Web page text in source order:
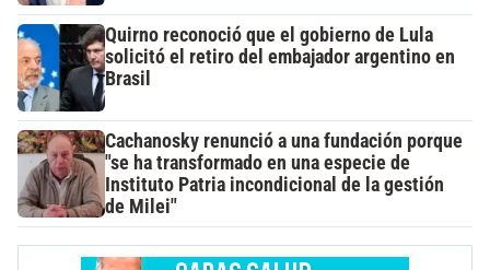
Quirno reconoció que el gobierno de Lula
solicitó el retiro del embajador argentino en
Brasil
Cachanosky renunció a una fundación porque
"se ha transformado en una especie de
Instituto Patria incondicional de la gestión
de Milei"